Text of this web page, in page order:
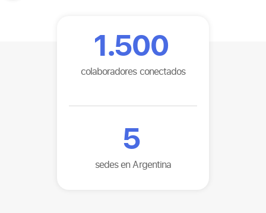
1.500
colaboradores conectados
5
sedes en Argentina